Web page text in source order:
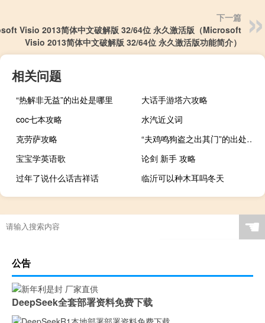
下一篇
Visio 2013简体中文破解版 32/64位 永久激活版（Microsoft
Visio 2013简体中文破解版 32/64位 永久激活版功能简介）
相关问题
“热解非无益”的出处是哪里
大话手游塔六攻略
coc七本攻略
水汽近义词
克劳萨攻略
“夫鸡鸣狗盗之出其门”的出处是哪里
宝宝学英语歌
论剑 新手 攻略
过年了说什么话吉祥话
临沂可以种木耳吗冬天
☚
公告
DeepSeek全套部署资料免费下载